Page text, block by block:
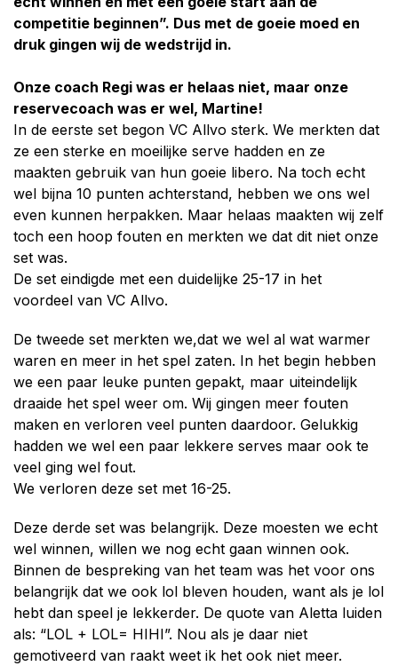
competitie beginnen”. Dus met de goeie moed en
druk gingen wij de wedstrijd in.
Onze coach Regi was er helaas niet, maar onze
reservecoach was er wel, Martine!
In de eerste set begon VC Allvo sterk. We merkten dat
ze een sterke en moeilijke serve hadden en ze
maakten gebruik van hun goeie libero. Na toch echt
wel bijna 10 punten achterstand, hebben we ons wel
even kunnen herpakken. Maar helaas maakten wij zelf
toch een hoop fouten en merkten we dat dit niet onze
set was.
De set eindigde met een duidelijke 25-17 in het
voordeel van VC Allvo.
De tweede set merkten we,dat we wel al wat warmer
waren en meer in het spel zaten. In het begin hebben
we een paar leuke punten gepakt, maar uiteindelijk
draaide het spel weer om. Wij gingen meer fouten
maken en verloren veel punten daardoor. Gelukkig
hadden we wel een paar lekkere serves maar ook te
veel ging wel fout.
We verloren deze set met 16-25.
Deze derde set was belangrijk. Deze moesten we echt
wel winnen, willen we nog echt gaan winnen ook.
Binnen de bespreking van het team was het voor ons
belangrijk dat we ook lol bleven houden, want als je lol
hebt dan speel je lekkerder. De quote van Aletta luiden
als: “LOL + LOL= HIHI”. Nou als je daar niet
gemotiveerd van raakt weet ik het ook niet meer.